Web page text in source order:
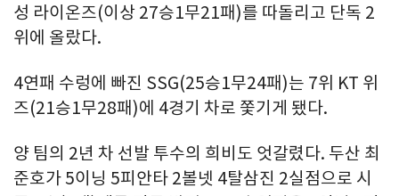
성 라이온즈(이상 27승1무21패)를 따돌리고 단독 2
위에 올랐다.
4연패 수렁에 빠진 SSG(25승1무24패)는 7위 KT 위
즈(21승1무28패)에 4경기 차로 쫓기게 됐다.
양 팀의 2년 차 선발 투수의 희비도 엇갈렸다. 두산 최
준호가 5이닝 5피안타 2볼넷 4탈삼진 2실점으로 시